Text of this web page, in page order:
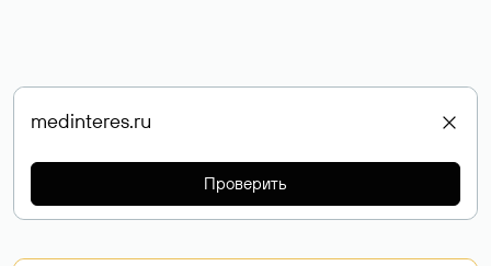
Проверить